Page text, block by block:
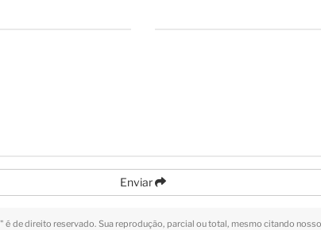
Enviar
" é de direito reservado. Sua reprodução, parcial ou total, mesmo citando